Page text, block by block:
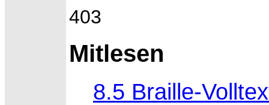
403
Mitlesen
8.5 Braille-